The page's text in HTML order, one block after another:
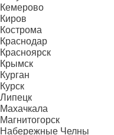
Кемерово
Киров
Кострома
Краснодар
Красноярск
Крымск
Курган
Курск
Липецк
Махачкала
Магнитогорск
Набережные Челны